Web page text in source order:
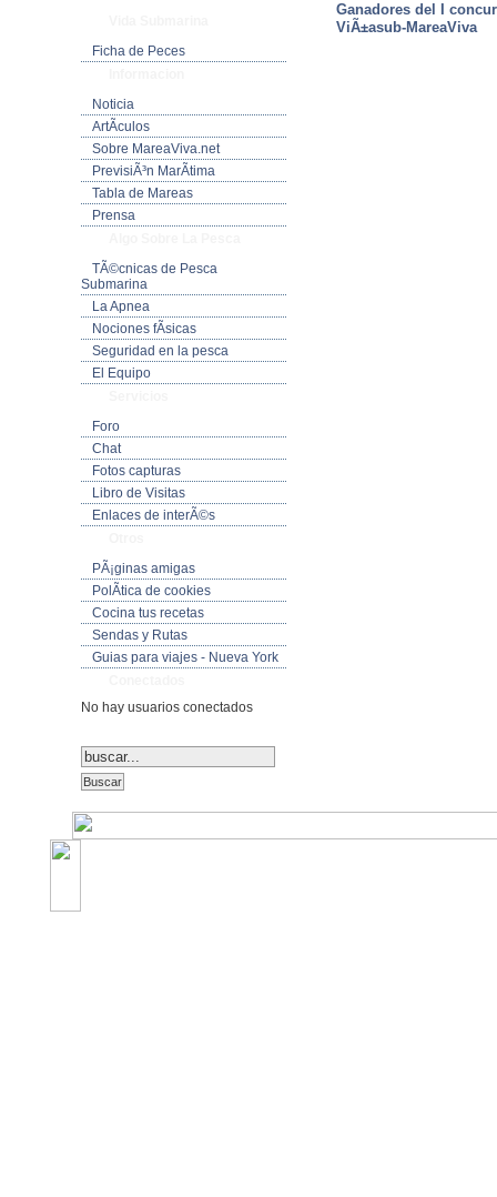
Ficha de Peces
Noticia
ArtÃ­culos
Sobre MareaViva.net
PrevisiÃ³n MarÃ­tima
Tabla de Mareas
Prensa
TÃ©cnicas de Pesca
Submarina
La Apnea
Nociones fÃ­sicas
Seguridad en la pesca
El Equipo
Foro
Chat
Fotos capturas
Libro de Visitas
Enlaces de interÃ©s
PÃ¡ginas amigas
PolÃ­tica de cookies
Cocina tus recetas
Sendas y Rutas
Guias para viajes - Nueva York
No hay usuarios conectados
Ganadores del I
ViÃ±asub-MareaViva